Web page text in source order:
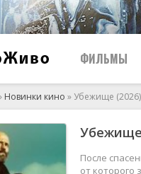
ФИЛЬМЫ
2026
2025
Новинки кино » Убежище (2026)
Убежище
После
от которого